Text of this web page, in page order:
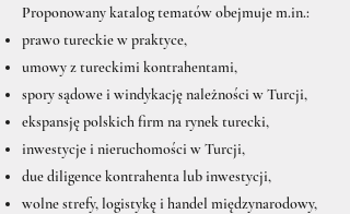
Proponowany katalog tematów obejmuje m.in.:
prawo tureckie w praktyce,
umowy z tureckimi kontrahentami,
spory sądowe i windykację należności w Turcji,
ekspansję polskich firm na rynek turecki,
inwestycje i nieruchomości w Turcji,
due diligence kontrahenta lub inwestycji,
wolne strefy, logistykę i handel międzynarodowy,